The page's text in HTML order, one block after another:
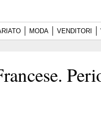
MODA VENDITORI